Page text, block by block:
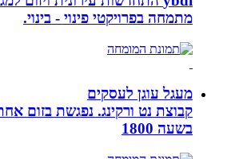
מתמחה בפרויקטי פינוי - בינוי.
מעגל עוגן לעסקים
קבוצת נט ורקינג. נפגשת בזום אחת
בשעה 1800